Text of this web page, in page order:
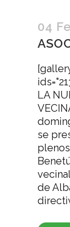
04
LA
se
de